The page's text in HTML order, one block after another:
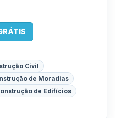
Civil
de Moradias
de Edifícios